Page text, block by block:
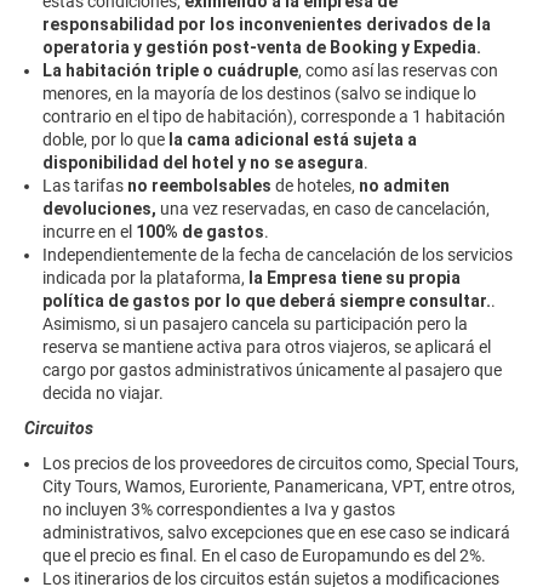
responsabilidad por los inconvenientes derivados de la
operatoria y gestión post-venta de Booking y Expedia.
La habitación triple o cuádruple, como así las reservas con
menores, en la mayoría de los destinos (salvo se indique lo
contrario en el tipo de habitación), corresponde a 1 habitación
doble, por lo que la cama adicional está sujeta a
disponibilidad del hotel y no se asegura.
Las tarifas no reembolsables de hoteles, no admiten
devoluciones, una vez reservadas, en caso de cancelación,
incurre en el 100% de gastos.
Independientemente de la fecha de cancelación de los servicios
indicada por la plataforma, la Empresa tiene su propia
política de gastos por lo que deberá siempre consultar..
Asimismo, si un pasajero cancela su participación pero la
reserva se mantiene activa para otros viajeros, se aplicará el
cargo por gastos administrativos únicamente al pasajero que
decida no viajar.
Circuitos
Los precios de los proveedores de circuitos como, Special Tours,
City Tours, Wamos, Euroriente, Panamericana, VPT, entre otros,
no incluyen 3% correspondientes a Iva y gastos
administrativos, salvo excepciones que en ese caso se indicará
que el precio es final. En el caso de Europamundo es del 2%.
Los itinerarios de los circuitos están sujetos a modificaciones